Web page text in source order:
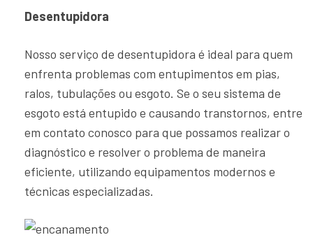
Desentupidora
Nosso serviço de desentupidora é ideal para quem
enfrenta problemas com entupimentos em pias,
ralos, tubulações ou esgoto. Se o seu sistema de
esgoto está entupido e causando transtornos, entre
em contato conosco para que possamos realizar o
diagnóstico e resolver o problema de maneira
eficiente, utilizando equipamentos modernos e
técnicas especializadas.